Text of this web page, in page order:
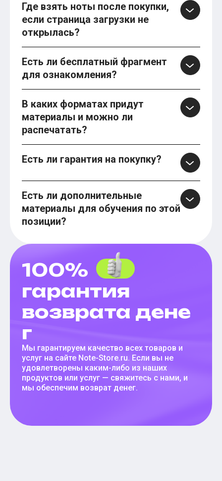
Где взять ноты после покупки,
если страница загрузки не
открылась?
Есть ли бесплатный фрагмент
для ознакомления?
В каких форматах придут
материалы и можно ли
распечатать?
Есть ли гарантия на покупку?
Есть ли дополнительные
материалы для обучения по этой
позиции?
100%
гарантия
возврата дене
г
Мы гарантируем качество всех товаров и
услуг на сайте Note-Store.ru. Если вы не
удовлетворены каким-либо из наших
продуктов или услуг — свяжитесь с нами, и
мы обеспечим возврат денег.